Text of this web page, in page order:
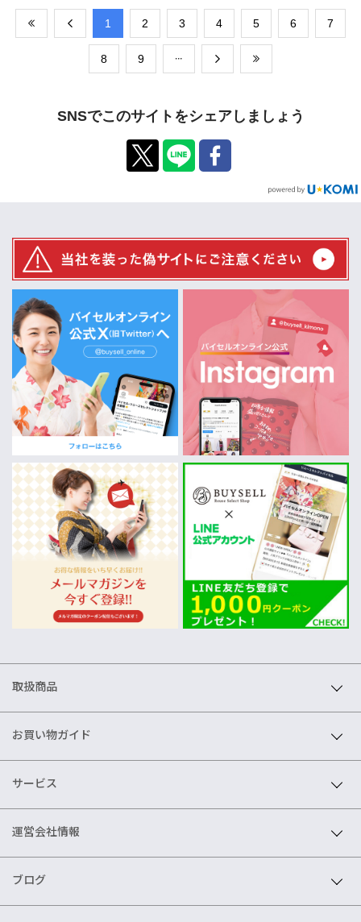
​1 ​2 ​3 ​4 ​5 ​6 ​7
​8 ​9
SNSでこのサイトをシェアしましょう
取扱商品
お買い物ガイド
サービス
運営会社情報
ブログ